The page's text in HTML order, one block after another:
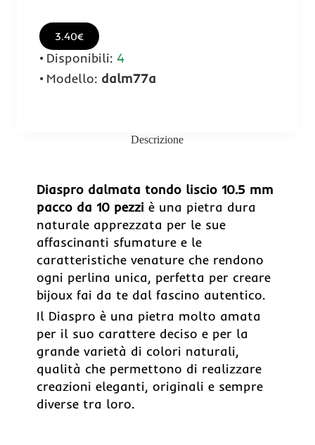
3.40€
Disponibili: 4
Modello: dalm77a
Descrizione
Diaspro dalmata tondo liscio 10.5 mm
pacco da 10 pezzi è una pietra dura
naturale apprezzata per le sue
affascinanti sfumature e le
caratteristiche venature che rendono
ogni perlina unica, perfetta per creare
bijoux fai da te dal fascino autentico.
Il Diaspro è una pietra molto amata
per il suo carattere deciso e per la
grande varietà di colori naturali,
qualità che permettono di realizzare
creazioni eleganti, originali e sempre
diverse tra loro.